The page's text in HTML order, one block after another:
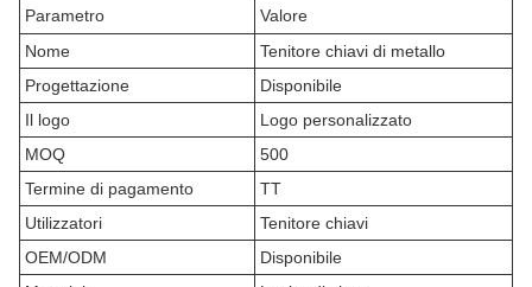
Parametro
Valore
Nome
Tenitore chiavi di metallo
Progettazione
Disponibile
Il logo
Logo personalizzato
MOQ
500
Termine di pagamento
TT
Utilizzatori
Tenitore chiavi
OEM/ODM
Disponibile